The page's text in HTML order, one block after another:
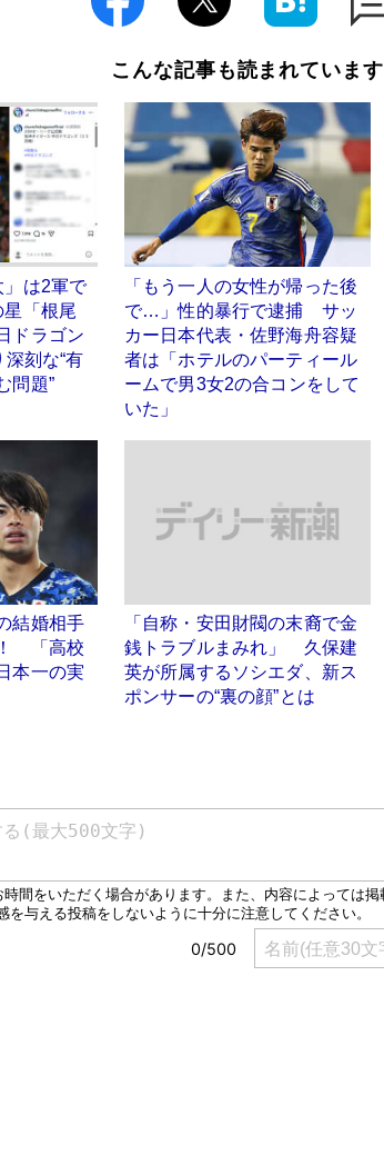
こんな記事も読まれています
」は2軍で
「根尾
ドラゴン
深刻な“有
問題”
「もう一人の女性が帰った後
で…」性的暴行で逮捕 サッ
カー日本代表・佐野海舟容疑
者は「ホテルのパーティール
ームで男3女2の合コンをして
いた」
結婚相手
「高校
本一の実
「自称・安田財閥の末裔で金
銭トラブルまみれ」 久保建
英が所属するソシエダ、新ス
ポンサーの“裏の顔”とは